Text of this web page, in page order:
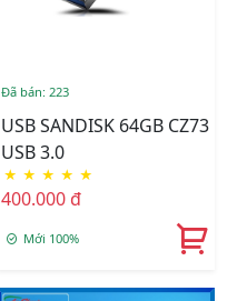
Đã bán: 223
USB SANDISK 64GB CZ73
USB 3.0
★ ★ ★ ★ ★
400.000 đ
Mới 100%